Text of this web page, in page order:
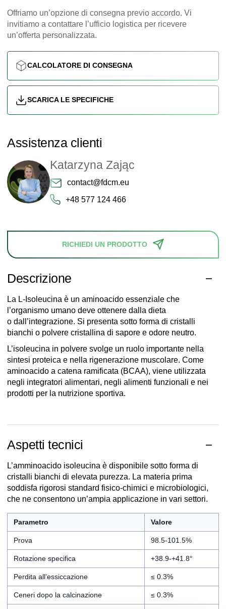
Descrizione
La L-Isoleucina è un aminoacido essenziale che
l’organismo umano deve ottenere dalla dieta
o dall’integrazione. Si presenta sotto forma di cristalli
bianchi o polvere cristallina di sapore e odore neutro.
L’isoleucina in polvere svolge un ruolo importante nella
sintesi proteica e nella rigenerazione muscolare. Come
aminoacido a catena ramificata (BCAA), viene utilizzata
negli integratori alimentari, negli alimenti funzionali e nei
prodotti per la nutrizione sportiva.
Aspetti tecnici
L’amminoacido isoleucina è disponibile sotto forma di
cristalli bianchi di elevata purezza. La materia prima
soddisfa rigorosi standard fisico-chimici e microbiologici,
che ne consentono un’ampia applicazione in vari settori.
Parametro Valore
Prova 98.5-101.5%
Rotazione specifica +38.9-+41.8°
Perdita all’essiccazione ≤ 0.3%
Ceneri dopo la calcinazione ≤ 0.3%
Offriamo un’opzione di consegna previo accordo. Vi
invitiamo a contattare l’ufficio logistica per ricevere
un’offerta personalizzata.
CALCOLATORE DI CONSEGNA
SCARICA LE SPECIFICHE
Assistenza clienti
Katarzyna Zając
contact@fdcm.eu
+48 577 124 466
RICHIEDI UN PRODOTTO